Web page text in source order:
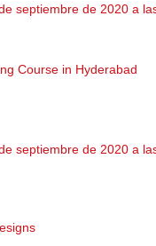
septiembre de 2020 a
Course in Hyderabad
septiembre de 2020 a